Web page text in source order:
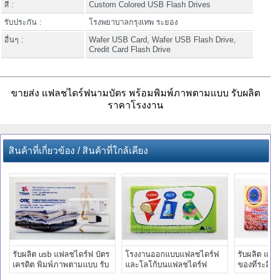
สี :
Custom Colored USB Flash Drives
รับประกัน :
โรงพยาบาลกรุงเทพ ระยอง
อื่นๆ :
Wafer USB Card, Wafer USB Flash Drive,
Credit Card Flash Drive
ขายส่ง แฟลชไดร์ฟนามบัตร พร้อมพิมพ์ภาพตามแบบ รับผลิต
ราคาโรงงาน
สินค้าที่เกี่ยวข้อง / สินค้าที่ใกล้เคียง
รับผลิต usb แฟลชไดร์ฟ บัตร
เครดิต พิมพ์ภาพตามแบบ รับ
สกรีนโลโก้ ราคาส่ง
โรงงานออกแบบแฟลชไดร์ฟ
และโลโก้บนแฟลชไดร์ฟ
การ์ด ทรัมไดร์ Card
รับผลิต แ
ของที่ระ
ประชุม ง